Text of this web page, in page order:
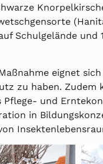
Schulgelände und
eignet
zu haben. Zudem
Pflege- und
in